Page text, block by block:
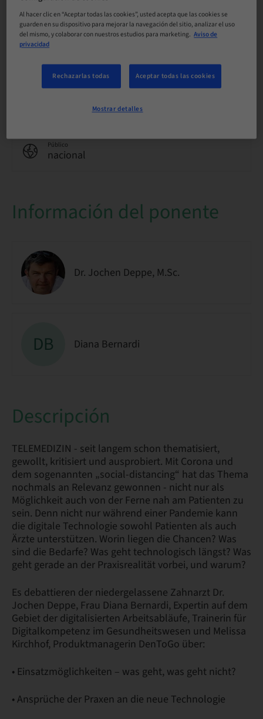
Alemán
Puntos
Público
nacional
Información del ponente
Dr. Jochen Deppe, M.Sc.
DB Diana Bernardi
Descripción
TELEMEDIZIN - seit langem schon thematisiert,
gewollt, kritisiert und ausprobiert. Mit Corona und
dem sogenannten „social-distancing“ hat das Thema
nochmals an Relevanz gewonnen - nicht nur als
Möglichkeit auch von der Ferne nah am Patienten zu
sein. Denn nicht nur während einer Pandemie kann
die digitale Technologie sowohl Patienten als auch
Ärzte unterstützen. Worin liegen die Chancen? Was
sind die Bedarfe? Was geht technologisch längst? Was
geht gerade an der Praxisrealität vorbei, und warum?
Es debattieren der niedergelassene Zahnarzt Dr.
Jochen Deppe, Frau Diana Bernardi, Expertin auf dem
Gebiet der digitalisierten Arbeitsabläufe, Trainerin für
Digitalkompetenz im Gesundheitswesen und Melissa
Kirchhof, Produktmanagerin DenToGo über:
• Einsatzmöglichkeiten – was geht, was geht nicht?
• Ansprüche der Praxen an die neue Technologie
Al hacer clic en “Aceptar todas las cookies”, usted acepta que las cookies se
guarden en su dispositivo para mejorar la navegación del sitio, analizar el uso
del mismo, y colaborar con nuestros estudios para marketing. Aviso de
privacidad
Rechazarlas todas Aceptar todas las cookies
Mostrar detalles